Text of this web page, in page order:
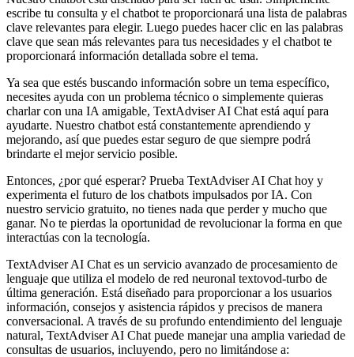
escribe tu consulta y el chatbot te proporcionará una lista de palabras
clave relevantes para elegir. Luego puedes hacer clic en las palabras
clave que sean más relevantes para tus necesidades y el chatbot te
proporcionará información detallada sobre el tema.
Ya sea que estés buscando información sobre un tema específico,
necesites ayuda con un problema técnico o simplemente quieras
charlar con una IA amigable, TextAdviser AI Chat está aquí para
ayudarte. Nuestro chatbot está constantemente aprendiendo y
mejorando, así que puedes estar seguro de que siempre podrá
brindarte el mejor servicio posible.
Entonces, ¿por qué esperar? Prueba TextAdviser AI Chat hoy y
experimenta el futuro de los chatbots impulsados por IA. Con
nuestro servicio gratuito, no tienes nada que perder y mucho que
ganar. No te pierdas la oportunidad de revolucionar la forma en que
interactúas con la tecnología.
TextAdviser AI Chat es un servicio avanzado de procesamiento de
lenguaje que utiliza el modelo de red neuronal textovod-turbo de
última generación. Está diseñado para proporcionar a los usuarios
información, consejos y asistencia rápidos y precisos de manera
conversacional. A través de su profundo entendimiento del lenguaje
natural, TextAdviser AI Chat puede manejar una amplia variedad de
consultas de usuarios, incluyendo, pero no limitándose a: